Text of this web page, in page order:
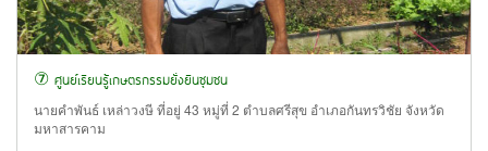
⑦ ศูนย์เรียนรู้เกษตรกรรมยั่งยืนชุมชน
นายคำพันธ์ เหล่าวงษี ที่อยู่ 43 หมู่ที่ 2 ตำบลศรีสุข อำเภอกันทรวิชัย จังหวัด
มหาสารคาม